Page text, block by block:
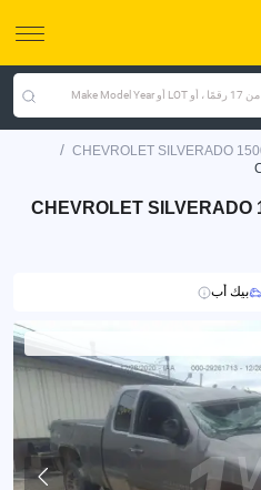
CHEVROLET SILVERADO
/
CHEVROLET SILVERADO
بيك أب